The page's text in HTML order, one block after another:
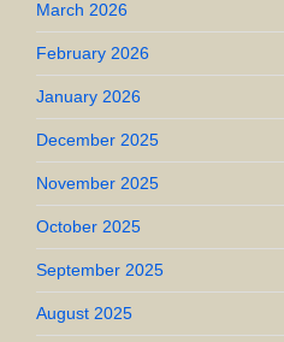
March 2026
February 2026
January 2026
December 2025
November 2025
October 2025
September 2025
August 2025